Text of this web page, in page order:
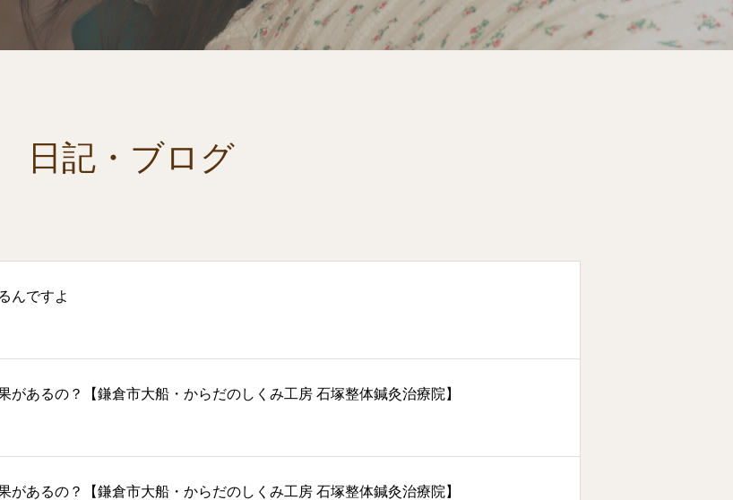
日記・ブログ
んですよ
あるの？【鎌倉市大船・からだのしくみ工房 石塚整体鍼灸治療院】
あるの？【鎌倉市大船・からだのしくみ工房 石塚整体鍼灸治療院】